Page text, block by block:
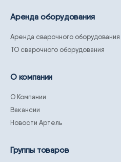
Аренда оборудования
Аренда сварочного оборудования
ТО сварочного оборудования
О компании
О Компании
Вакансии
Новости Артель
Группы товаров